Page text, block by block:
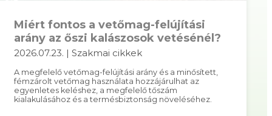
Miért fontos a vetőmag-felújítási
arány az őszi kalászosok vetésénél?
2026.07.23. | Szakmai cikkek
A megfelelő vetőmag-felújítási arány és a minősített,
fémzárolt vetőmag használata hozzájárulhat az
egyenletes keléshez, a megfelelő tőszám
kialakulásához és a termésbiztonság növeléséhez.